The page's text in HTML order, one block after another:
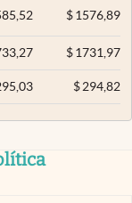
$1576,89
$1731,97
$294,82